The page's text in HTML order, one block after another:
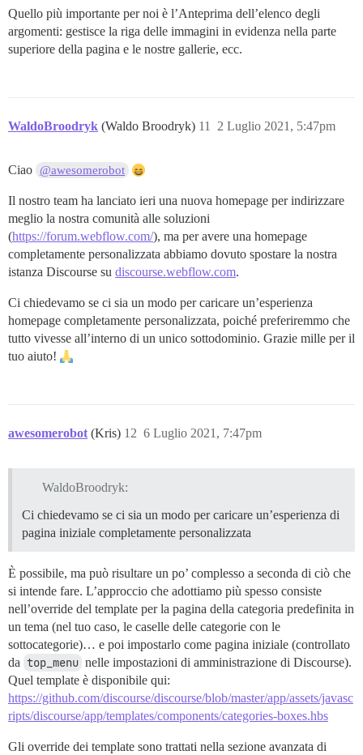
Quello più importante per noi è l’Anteprima dell’elenco degli
argomenti: gestisce la riga delle immagini in evidenza nella parte
superiore della pagina e le nostre gallerie, ecc.
WaldoBroodryk (Waldo Broodryk) 2 Luglio 2021, 5:47pm
11
Ciao @awesomerobot
Il nostro team ha lanciato ieri una nuova homepage per indirizzare
meglio la nostra comunità alle soluzioni
(https://forum.webflow.com/), ma per avere una homepage
completamente personalizzata abbiamo dovuto spostare la nostra
istanza Discourse su discourse.webflow.com.
Ci chiedevamo se ci sia un modo per caricare un’esperienza
homepage completamente personalizzata, poiché preferiremmo che
tutto vivesse all’interno di un unico sottodominio. Grazie mille per il
tuo aiuto!
awesomerobot (Kris) 6 Luglio 2021, 7:47pm
12
WaldoBroodryk:
Ci chiedevamo se ci sia un modo per caricare un’esperienza di
pagina iniziale completamente personalizzata
È possibile, ma può risultare un po’ complesso a seconda di ciò che
si intende fare. L’approccio che adottiamo più spesso consiste
nell’override del template per la pagina della categoria predefinita in
un tema (nel tuo caso, le caselle delle categorie con le
sottocategorie)… e poi impostarlo come pagina iniziale (controllato
da top_menu nelle impostazioni di amministrazione di Discourse).
Quel template è disponibile qui:
https://github.com/discourse/discourse/blob/master/app/assets/javasc
ripts/discourse/app/templates/components/categories-boxes.hbs
Gli override dei template sono trattati nella sezione avanzata di